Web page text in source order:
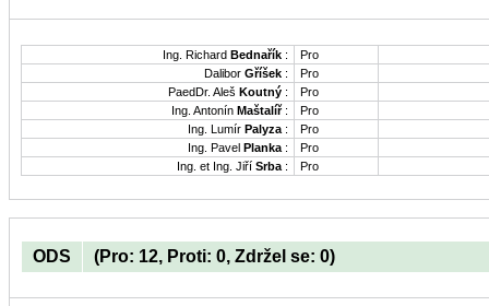
Ing. Richard Bednařík :
Pro
Dalibor Gříšek :
Pro
PaedDr. Aleš Koutný :
Pro
Ing. Antonín Maštalíř:
Pro
Ing. Lumír Palyza :
Pro
Ing. Pavel Planka :
Pro
Ing. et Ing. Jiří Srba : Pro
ODS (Pro: 12, Proti: 0, Zdržel se: 0)